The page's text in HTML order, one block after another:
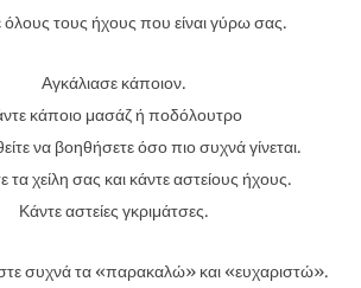
τους ήχους που είναι γύρω σας.
Αγκάλιασε κάποιον.
κάποιο μασάζ ή ποδόλουτρο
να βοηθήσετε όσο πιο συχνά γίνεται.
τα χείλη σας και κάντε αστείους ήχους.
Κάντε αστείες γκριμάτσες.
συχνά τα «παρακαλώ» και «ευχαριστώ».